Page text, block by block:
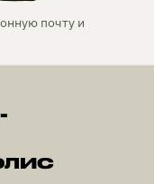
почту и